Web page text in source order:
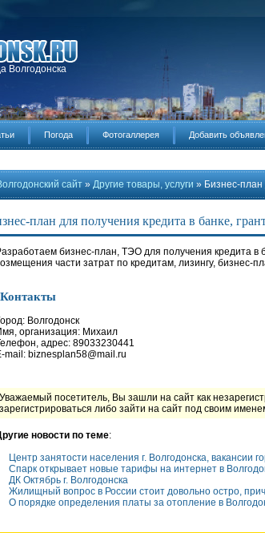
Волгодонска
Погода Фотогаллерея Добавить
сайт » Другие товары, услуги » Бизнес-план
план для получения кредита в банке,
бизнес-план, ТЭО для получения кредита в
части затрат по кредитам, лизингу, бизнес-
Контакты
Волгодонск
организация: Михаил
адрес: 89033230441
mail: biznesplan58@mail.ru
Уважаемый посетитель, Вы зашли на сайт как
зарегистрироваться либо зайти на сайт под своим
новости по теме:
Центр занятости населения г. Волгодонска, вакансии
Спарк открывает новые тарифы на интернет в
ДК Октябрь г. Волгодонска
Жилищный вопрос в России стоит довольно остро,
О порядке определения платы за отопление в